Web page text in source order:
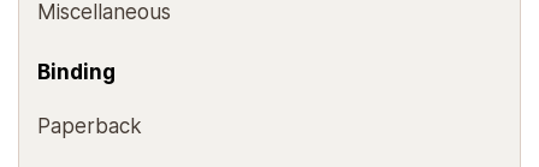
Miscellaneous
Binding
Paperback